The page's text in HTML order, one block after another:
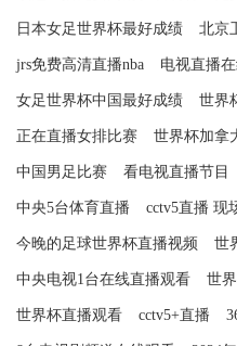
日本女足世界杯最好成绩 北京
jrs免费高清直播nba 电视直播
女足世界杯中国最好成绩 世界
正在直播女排比赛 世界杯加拿
中国男足比赛 看电视直播节目
中央5台体育直播 cctv5直播 现
今晚的足球世界杯直播视频 世
中央电视1台在线直播观看 世
世界杯直播观看 cctv5+直播